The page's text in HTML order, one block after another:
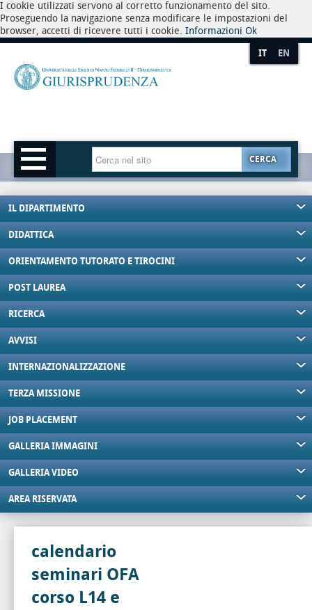
I cookie utilizzati servono al corretto funzionamento del sito.
Proseguendo la navigazione senza modificare le impostazioni del
browser, accetti di ricevere tutti i cookie. Informazioni Ok
IT EN
CERCA
IL DIPARTIMENTO
DIDATTICA
ORIENTAMENTO TUTORATO E TIROCINI
POST LAUREA
RICERCA
AVVISI
INTERNAZIONALIZZAZIONE
TERZA MISSIONE
JOB PLACEMENT
GALLERIA IMMAGINI
GALLERIA VIDEO
AREA RISERVATA
calendario
seminari OFA
corso L14 e